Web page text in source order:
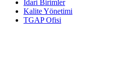
İdari Birimler
Kalite Yönetimi
TGAP Ofisi